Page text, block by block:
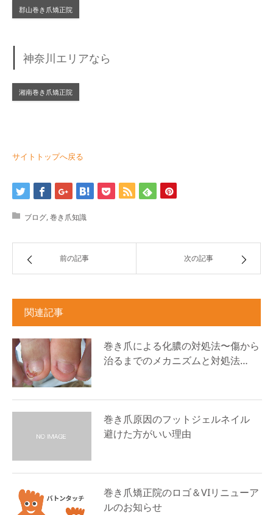
郡山巻き爪矯正院
神奈川エリアなら
湘南巻き爪矯正院
サイトトップへ戻る
ブログ, 巻き爪知識
前の記事 次の記事
関連記事
巻き爪による化膿の対処法〜傷から
治るまでのメカニズムと対処法…
巻き爪原因のフットジェルネイル
避けた方がいい理由
巻き爪矯正院のロゴ＆VIリニューア
ルのお知らせ